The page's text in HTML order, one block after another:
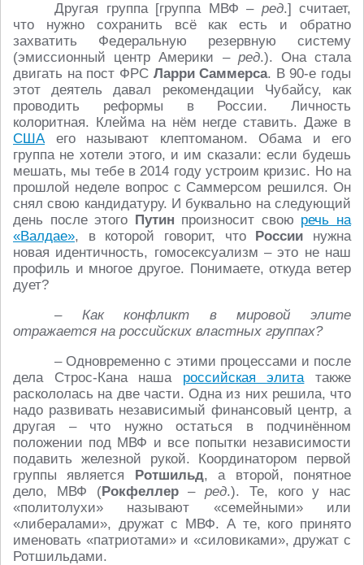
Другая группа [группа МВФ – ред.] считает,
что нужно сохранить всё как есть и обратно
захватить Федеральную резервную систему
(эмиссионный центр Америки – ред.). Она стала
двигать на пост ФРС Ларри Саммерса. В 90-е годы
этот деятель давал рекомендации Чубайсу, как
проводить реформы в России. Личность
колоритная. Клейма на нём негде ставить. Даже в
СШАего называют клептоманом. Обама и его
группа не хотели этого, и им сказали: если будешь
мешать, мы тебе в 2014 году устроим кризис. Но на
прошлой неделе вопрос с Саммерсом решился. Он
снял свою кандидатуру. И буквально на следующий
день после этого Путин произносит свою речь на
«Валдае», в которой говорит, что России нужна
новая идентичность, гомосексуализм – это не наш
профиль и многое другое. Понимаете, откуда ветер
дует?
– Как конфликт в мировой элите
отражается на российских властных группах?
– Одновременно с этими процессами и после
дела Строс-Кана наша российская элитатакже
раскололась на две части. Одна из них решила, что
надо развивать независимый финансовый центр, а
другая – что нужно остаться в подчинённом
положении под МВФ и все попытки независимости
подавить железной рукой. Координатором первой
группы является Ротшильд, а второй, понятное
дело, МВФ (Рокфеллер– ред.). Те, кого у нас
«политолухи» называют «семейными» или
«либералами», дружат с МВФ. А те, кого принято
именовать «патриотами» и «силовиками», дружат с
Ротшильдами.